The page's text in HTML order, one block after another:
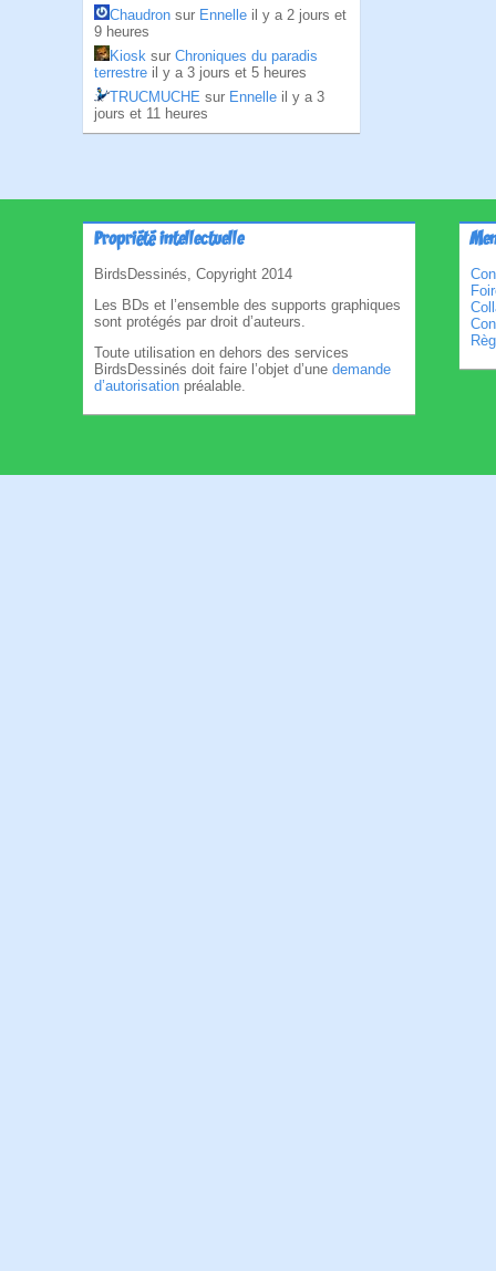
Chaudron sur Ennelle il y a 2 jours et
9 heures
Kiosk sur Chroniques du paradis
terrestre il y a 3 jours et 5 heures
TRUCMUCHE sur Ennelle il y a 3
jours et 11 heures
Propriété intellectuelle
BirdsDessinés, Copyright 2014
Les BDs et l’ensemble des supports graphiques
sont protégés par droit d’auteurs.
Toute utilisation en dehors des services
BirdsDessinés doit faire l’objet d’une demande
d’autorisation préalable.